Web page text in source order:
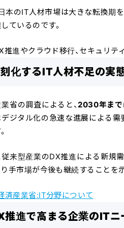
本のIT人材市場は大きな転換期
ているのです。
推進やクラウド移行、セキュリテ
化するIT人材不足の実
省の調査によると、2030年まで
ジタル化の急速な進展による
来型産業のDX推進による新規
手市場が今後も継続することを
済産業省:IT分野について
推進で高まる企業のITニ